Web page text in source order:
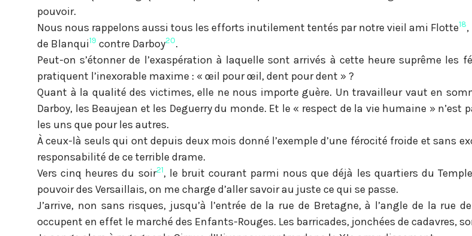
pouvoir.
Nous nous rappelons aussi tous les efforts inutilement tentés par notre vieil ami Flotte18
de Blanqui19 contre Darboy20.
Peut-on s’étonner de l’exaspération à laquelle sont arrivés à cette heure suprême les
pratiquent l’inexorable maxime : « œil pour œil, dent pour dent » ?
Quant à la qualité des victimes, elle ne nous importe guère. Un travailleur vaut en
Darboy, les Beaujean et les Deguerry du monde. Et le « respect de la vie humaine » n’est
les uns que pour les autres.
À ceux-là seuls qui ont depuis deux mois donné l’exemple d’une férocité froide et sans
responsabilité de ce terrible drame.
Vers cinq heures du soir21, le bruit courant parmi nous que déjà les quartiers du
pouvoir des Versaillais, on me charge d’aller savoir au juste ce qui se passe.
J’arrive, non sans risques, jusqu’à l’entrée de la rue de Bretagne, à l’angle de la rue
occupent en effet le marché des Enfants-Rouges. Les barricades, jonchées de cadavres,